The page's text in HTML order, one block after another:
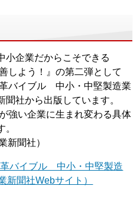
小企業だからこそできる
しよう！』の第二弾として
革バイブル 中小・中堅製造業
社から出版しています。
強い企業に生まれ変わる具体
新聞社）
バイブル 中小・中堅製造
新聞社Webサイト）